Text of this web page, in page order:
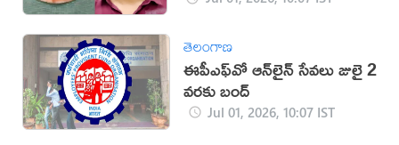
తెలంగాణ
ఈపీఎఫ్‌వో ఆన్‌లైన్ సేవలు జులై 2
వరకు బంద్
Jul 01, 2026, 10:07 IST